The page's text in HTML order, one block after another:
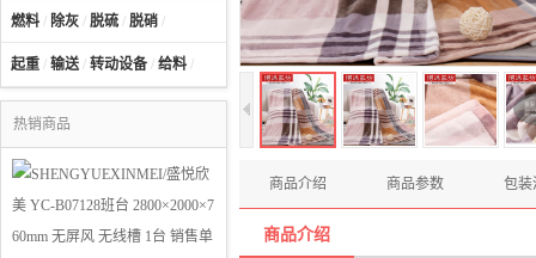
燃料 / 除灰 / 脱硫 / 脱硝 /
起重 / 输送/ 转动设备 / 给料 /
热销商品
商品介绍 商品参数 包装
商品介绍